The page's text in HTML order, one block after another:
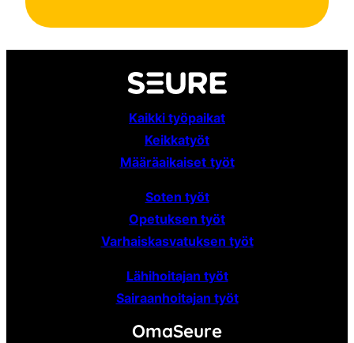
Kaikki työpaikat
Keikkatyöt
Määräaikaiset työt
Soten työt
Opetuksen työt
Varhaiskasvatuksen työt
Lähihoitajan työt
Sairaanhoitajan työt
OmaSeure